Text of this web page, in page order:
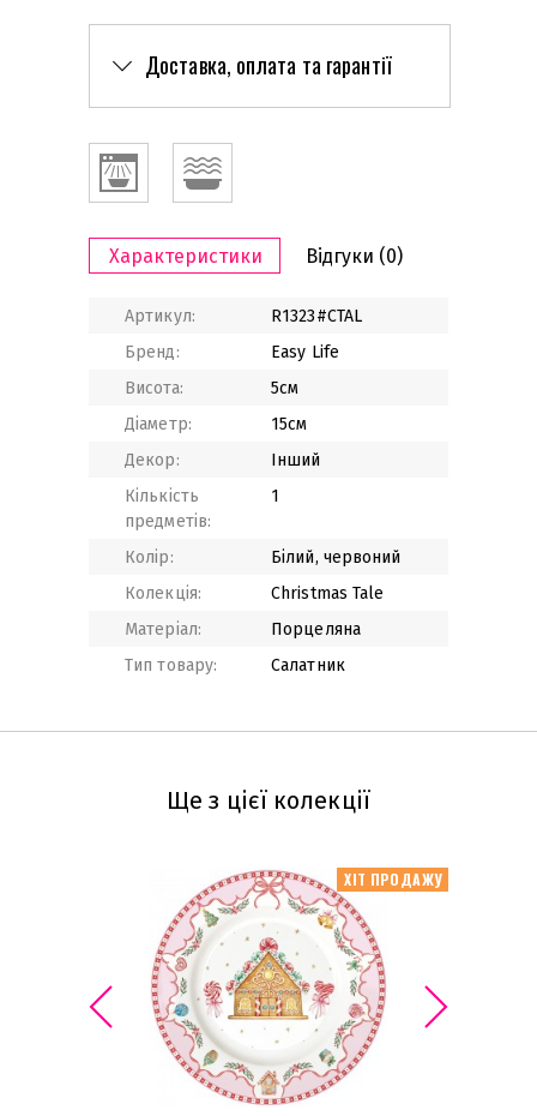
Доставка, оплата та гарантії
Характеристики Відгуки (0)
Артикул:
R1323#CTAL
Бренд:
Easy Life
Висота:
5см
Діаметр:
15см
Декор:
Інший
Кількість
предметів:
1
Колір:
Білий, червоний
Колекція:
Christmas Tale
Матеріал:
Порцеляна
Тип товару:
Салатник
Ще з цієї колекції
ХІТ ПРОДАЖУ